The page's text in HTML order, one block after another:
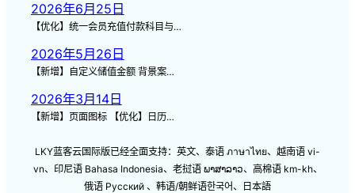
2026年6月25日
【优化】统一会员充值付款科目与…
2026年5月26日
【新增】自定义储值金额 背景案…
2026年3月14日
【新增】页面图标 【优化】日历…
LKY蓝客云国际版已经全面支持：英文、泰语 ภาษาไทย、越南语 vi-
vn、印尼语 Bahasa Indonesia、老挝语 ພາສາລາວ、高棉语 km-kh、
俄语 Русский 、韩语/朝鲜语한국어、日本語